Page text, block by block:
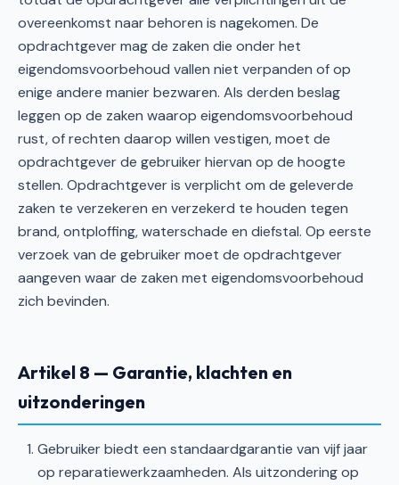
overeenkomst naar behoren is nagekomen. De
opdrachtgever mag de zaken die onder het
eigendomsvoorbehoud vallen niet verpanden of op
enige andere manier bezwaren. Als derden beslag
leggen op de zaken waarop eigendomsvoorbehoud
rust, of rechten daarop willen vestigen, moet de
opdrachtgever de gebruiker hiervan op de hoogte
stellen. Opdrachtgever is verplicht om de geleverde
zaken te verzekeren en verzekerd te houden tegen
brand, ontploffing, waterschade en diefstal. Op eerste
verzoek van de gebruiker moet de opdrachtgever
aangeven waar de zaken met eigendomsvoorbehoud
zich bevinden.
Artikel 8 — Garantie, klachten en
uitzonderingen
Gebruiker biedt een standaardgarantie van vijf jaar
op reparatiewerkzaamheden. Als uitzondering op